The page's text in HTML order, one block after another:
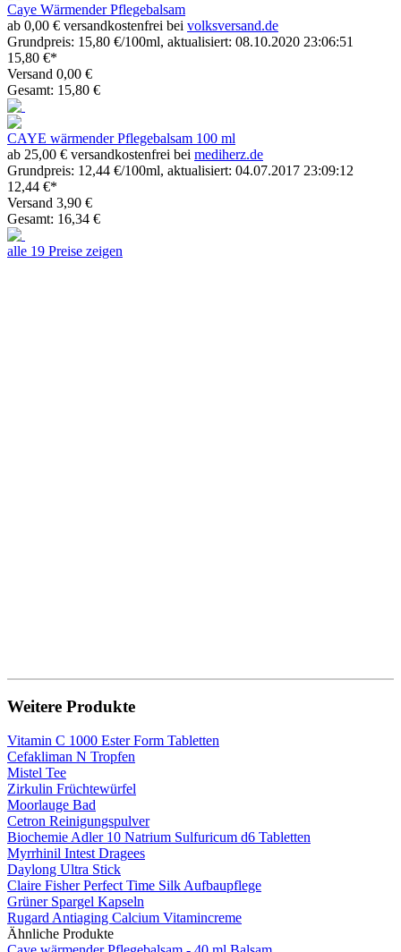
Caye Wärmender Pflegebalsam
ab 0,00 € versandkostenfrei bei volksversand.de
Grundpreis: 15,80 €/100ml, aktualisiert: 08.10.2020 23:06:51
15,80 €*
Versand 0,00 €
Gesamt: 15,80 €
CAYE wärmender Pflegebalsam 100 ml
ab 25,00 € versandkostenfrei bei mediherz.de
Grundpreis: 12,44 €/100ml, aktualisiert: 04.07.2017 23:09:12
12,44 €*
Versand 3,90 €
Gesamt: 16,34 €
alle 19 Preise zeigen
Weitere Produkte
Vitamin C 1000 Ester Form Tabletten
Cefakliman N Tropfen
Mistel Tee
Zirkulin Früchtewürfel
Moorlauge Bad
Cetron Reinigungspulver
Biochemie Adler 10 Natrium Sulfuricum d6 Tabletten
Myrrhinil Intest Dragees
Daylong Ultra Stick
Claire Fisher Perfect Time Silk Aufbaupflege
Grüner Spargel Kapseln
Rugard Antiaging Calcium Vitamincreme
Ähnliche Produkte